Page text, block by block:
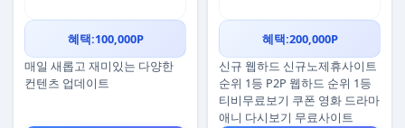
혜택:100,000P
매일 새롭고 재미있는 다양한
컨텐츠 업데이트
혜택:200,000P
신규 웹하드 신규노제휴사이트
순위 1등 P2P 웹하드 순위 1등
티비무료보기 쿠폰 영화 드라마
애니 다시보기 무료사이트